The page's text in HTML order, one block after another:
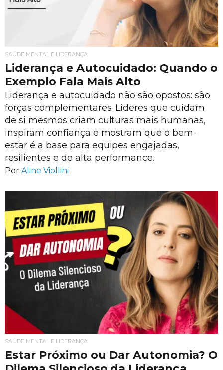
SAÚDE MENTAL E LIDERANÇA
Liderança e Autocuidado: Quando o
Exemplo Fala Mais Alto
Liderança e autocuidado não são opostos: são
forças complementares. Líderes que cuidam
de si mesmos criam culturas mais humanas,
inspiram confiança e mostram que o bem-
estar é a base para equipes engajadas,
resilientes e de alta performance.
Por Aline Viollini
SAÚDE MENTAL E LIDERANÇA
Estar Próximo ou Dar Autonomia? O